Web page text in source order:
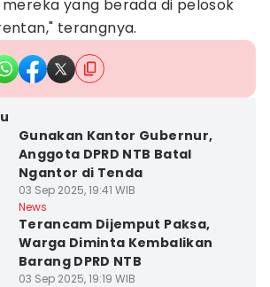
mereka yang berada di pelosok
terangnya.
Gunakan Kantor Gubernur,
Anggota DPRD NTB Batal
Ngantor di Tenda
03 Sep 2025, 19:41 WIB
News
Terancam Dijemput Paksa,
Warga Diminta Kembalikan
Barang DPRD NTB
03 Sep 2025, 19:19 WIB